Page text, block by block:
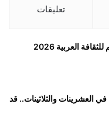
تعليقات
العربية 2026
العشرينات والثلاثينات.. قد